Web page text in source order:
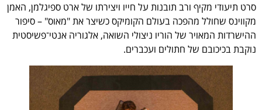
סרט תיעודי מקיף ורב תובנות על חייו ויצירתו של ארט ספיגלמן, האמן
מקווינס שחולל מהפכה בעולם הקומיקס כשיצר את "מאוס" – סיפור
ההישרדות המאויר של הוריו ניצולי השואה, אלגוריה אנטי־פשיסטית
נוקבת בכיכובם של חתולים ועכברים.